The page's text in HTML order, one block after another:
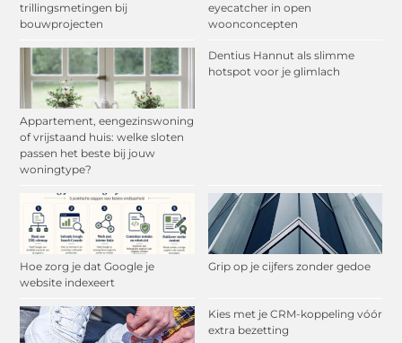
trillingsmetingen bij
bouwprojecten
eyecatcher in open
woonconcepten
Appartement, eengezinswoning
of vrijstaand huis: welke sloten
passen het beste bij jouw
woningtype?
Dentius Hannut als slimme
hotspot voor je glimlach
Hoe zorg je dat Google je
website indexeert
Grip op je cijfers zonder gedoe
Kies met je CRM-koppeling vóór
extra bezetting